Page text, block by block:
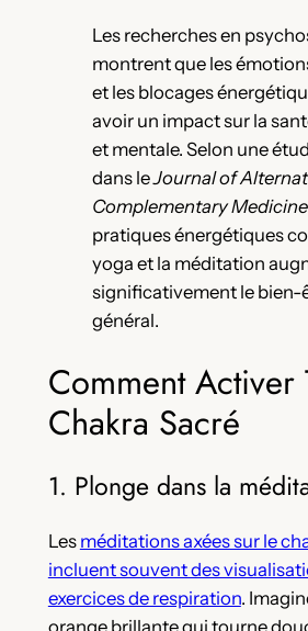
Les recherches en
montrent que les
et les blocages
avoir un impact sur la
et mentale. Selon une
dans leJournal of
Complementary Medicine
pratiques énergétiques
yoga et la méditation
significativement le bien-
général.
Comment Activer
Chakra Sacré
1. Plonge dans la
Les méditations axées sur le
incluent souvent des
exercices de respiration.